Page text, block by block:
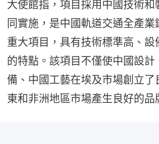
大使館指，項目採用中國技術
同實施，是中國軌道交通全產
重大項目，具有技術標準高、
的特點。該項目不僅使中國設
備、中國工藝在埃及市場創立了
東和非洲地區市場產生良好的品